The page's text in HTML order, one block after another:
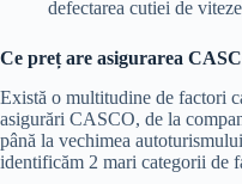
defectarea cutiei de
Ce preț are asigurarea
Există o multitudine de factori
asigurări CASCO, de la
până la vechimea
identificăm 2 mari categorii de